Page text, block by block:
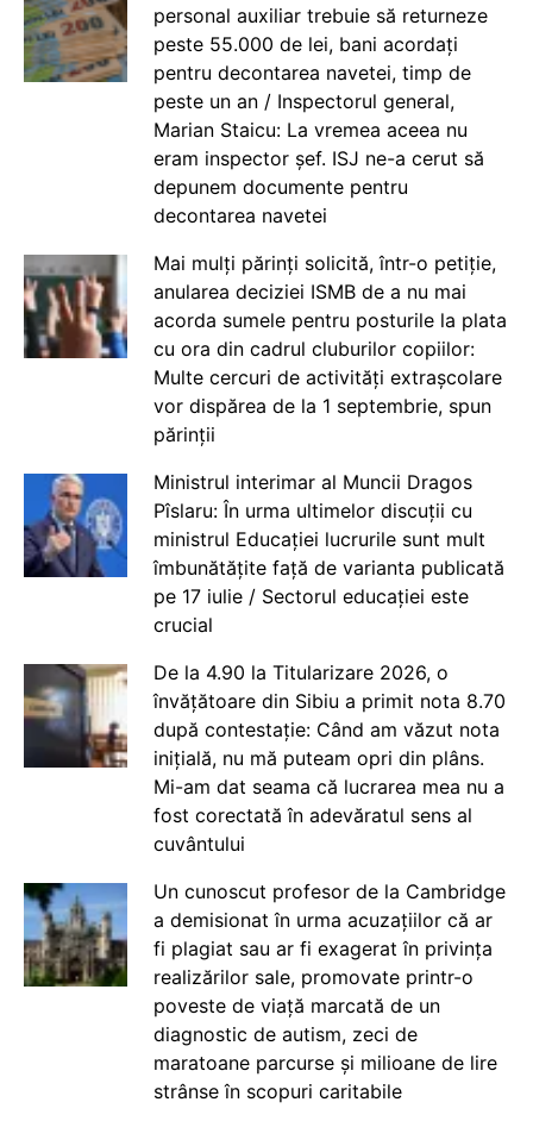
personal auxiliar trebuie să returneze
peste 55.000 de lei, bani acordați
pentru decontarea navetei, timp de
peste un an / Inspectorul general,
Marian Staicu: La vremea aceea nu
eram inspector șef. ISJ ne-a cerut să
depunem documente pentru
decontarea navetei
Mai mulți părinți solicită, într-o petiție,
anularea deciziei ISMB de a nu mai
acorda sumele pentru posturile la plata
cu ora din cadrul cluburilor copiilor:
Multe cercuri de activități extrașcolare
vor dispărea de la 1 septembrie, spun
părinții
Ministrul interimar al Muncii Dragos
Pîslaru: În urma ultimelor discuții cu
ministrul Educației lucrurile sunt mult
îmbunătățite față de varianta publicată
pe 17 iulie / Sectorul educației este
crucial
De la 4.90 la Titularizare 2026, o
învățătoare din Sibiu a primit nota 8.70
după contestație: Când am văzut nota
inițială, nu mă puteam opri din plâns.
Mi-am dat seama că lucrarea mea nu a
fost corectată în adevăratul sens al
cuvântului
Un cunoscut profesor de la Cambridge
a demisionat în urma acuzațiilor că ar
fi plagiat sau ar fi exagerat în privința
realizărilor sale, promovate printr-o
poveste de viață marcată de un
diagnostic de autism, zeci de
maratoane parcurse și milioane de lire
strânse în scopuri caritabile